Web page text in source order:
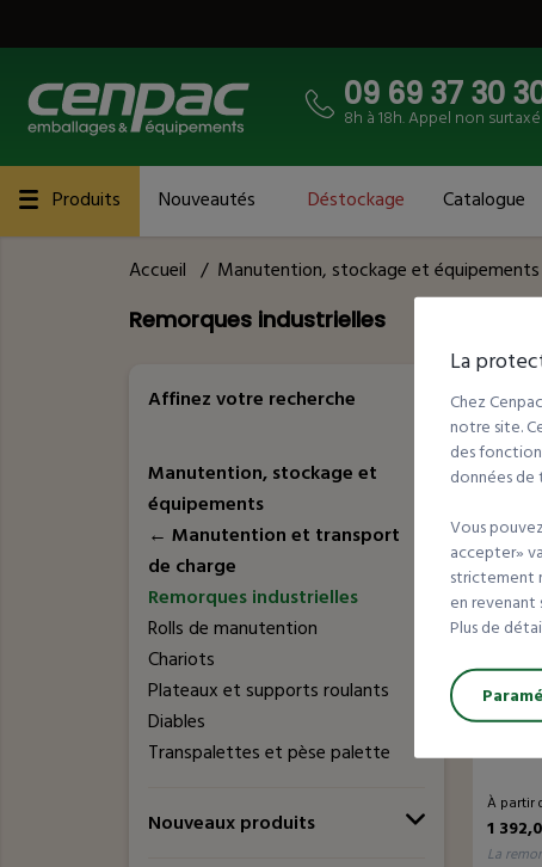
09 69 37 30
8h à 18h. Appel non surtaxé
Produits Nouveautés Déstockage Catalogue
Accueil / Manutention, stockage et équipements
Remorques industrielles
Affinez votre recherche
Manutention, stockage et
équipements
← Manutention et transport
de charge
Remorques industrielles
Rolls de manutention
Chariots
Plateaux et supports roulants
Diables
Transpalettes et pèse palette
Nouveaux produits
4
À partir
1
la
La
Chez
notre site.
des
données
Vous
accepter»
strictement
en revenant
Plus de